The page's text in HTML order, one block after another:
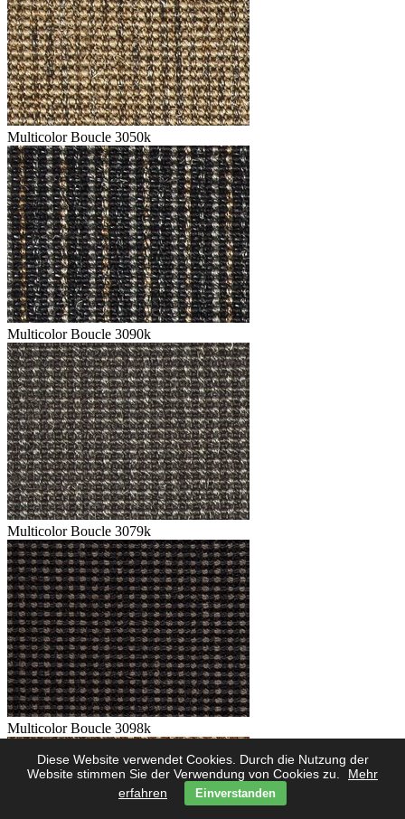
Diese Website verwendet Cookies. Durch die Nutzung der
Website stimmen Sie der Verwendung von Cookies zu.
Mehr
erfahren
Einverstanden
Multicolor Boucle 3050k
Multicolor Boucle 3090k
Multicolor Boucle 3079k
Multicolor Boucle 3098k